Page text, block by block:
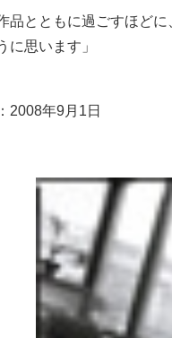
品とともに過ごすほど
に思います」
2008年9月1日